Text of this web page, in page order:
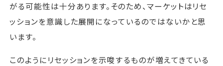
がる可能性は十分あります。そのため、マーケットはリセ
ッションを意識した展開になっているのではないかと思
います。
このようにリセッションを示唆するものが増えてきている